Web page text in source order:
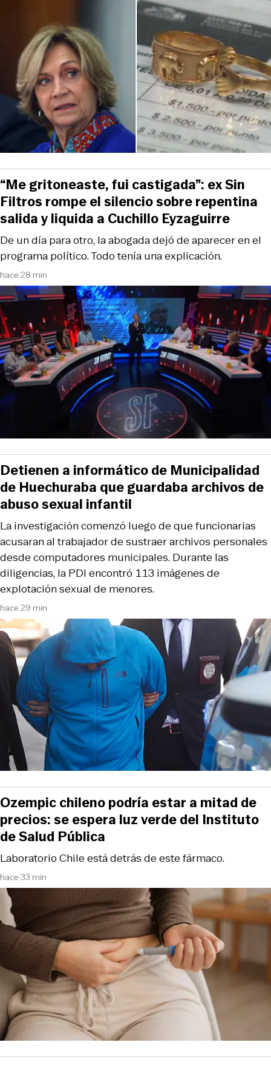
hace 28 min
De un día para otro, la abogada dejó de aparecer en el
programa político. Todo tenía una explicación.
“Me gritoneaste, fui castigada”: ex Sin
Filtros rompe el silencio sobre repentina
salida y liquida a Cuchillo Eyzaguirre
hace 29 min
La investigación comenzó luego de que funcionarias
acusaran al trabajador de sustraer archivos personales
desde computadores municipales. Durante las
diligencias, la PDI encontró 113 imágenes de
explotación sexual de menores.
Detienen a informático de Municipalidad
de Huechuraba que guardaba archivos de
abuso sexual infantil
hace 33 min
Laboratorio Chile está detrás de este fármaco.
Ozempic chileno podría estar a mitad de
precios: se espera luz verde del Instituto
de Salud Pública